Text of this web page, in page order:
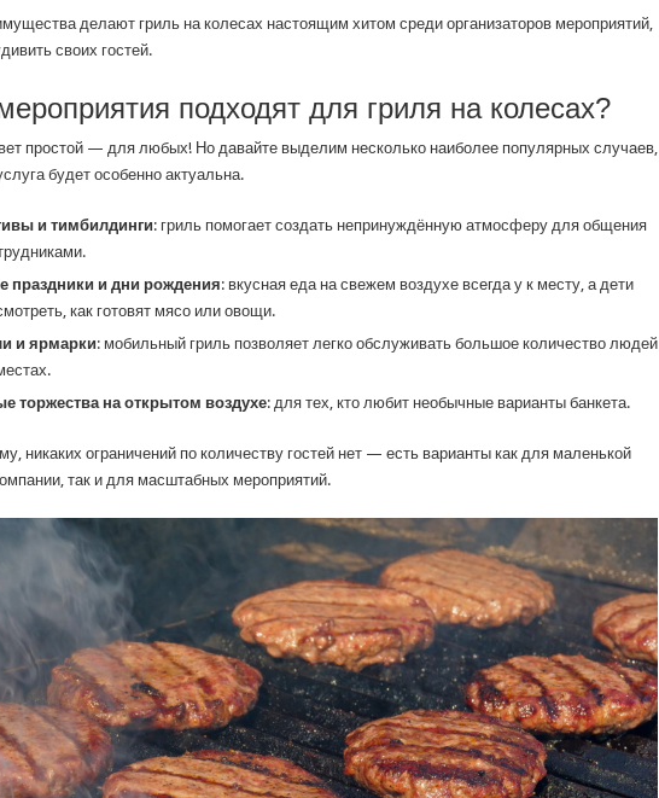
делают гриль на колесах настоящим хитом среди организаторов мероприятий,
своих гостей.
подходят для гриля на колесах?
простой — для любых! Но давайте выделим несколько наиболее популярных случаев,
будет особенно актуальна.
и тимбилдинги: гриль помогает создать непринуждённую атмосферу для общения
праздники и дни рождения: вкусная еда на свежем воздухе всегда у к месту, а дети
как готовят мясо или овощи.
и ярмарки: мобильный гриль позволяет легко обслуживать большое количество людей
торжества на открытом воздухе: для тех, кто любит необычные варианты банкета.
никаких ограничений по количеству гостей нет — есть варианты как для маленькой
так и для масштабных мероприятий.